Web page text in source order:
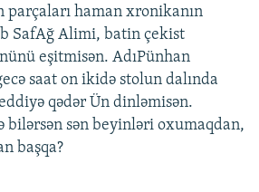
haman xronikanın
SafAğ Alimi, batin çekist
eşitmisən. AdıPünhan
saat on ikidə stolun dalında
qədər Ün dinləmisən.
bilərsən sən beyinləri oxumaqdan,
başqa?